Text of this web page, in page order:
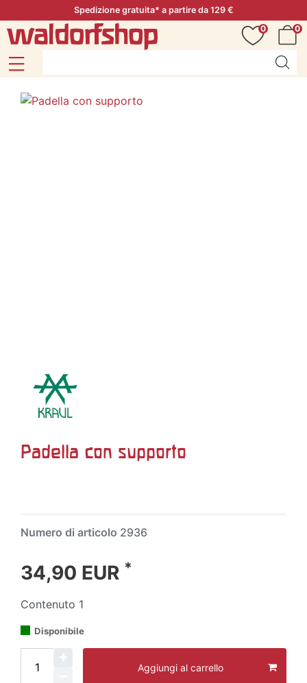
Spedizione gratuita* a partire da 129 €
0
0
Padella con supporto
Numero di articolo 2936
34,90 EUR *
Contenuto 1
Disponibile
Aggiungi al carrello